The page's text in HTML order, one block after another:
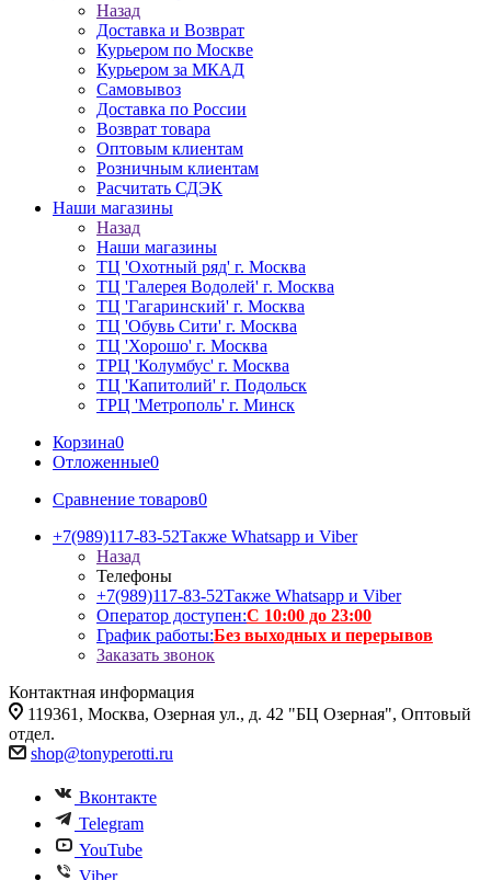
Назад
Доставка и Возврат
Курьером по Москве
Курьером за МКАД
Самовывоз
Доставка по России
Возврат товара
Оптовым клиентам
Розничным клиентам
Расчитать СДЭК
Наши магазины
Назад
Наши магазины
ТЦ 'Охотный ряд' г. Москва
ТЦ 'Галерея Водолей' г. Москва
ТЦ 'Гагаринский' г. Москва
ТЦ 'Обувь Сити' г. Москва
ТЦ 'Хорошо' г. Москва
ТРЦ 'Колумбус' г. Москва
ТЦ 'Капитолий' г. Подольск
ТРЦ 'Метрополь' г. Минск
Корзина0
Отложенные0
Сравнение товаров0
+7(989)117-83-52Также Whatsapp и Viber
Назад
Телефоны
+7(989)117-83-52Также Whatsapp и Viber
Оператор доступен:С 10:00 до 23:00
График работы:Без выходных и перерывов
Заказать звонок
Контактная информация
119361, Москва, Озерная ул., д. 42 "БЦ Озерная", Оптовый
отдел.
shop@tonyperotti.ru
Вконтакте
Telegram
YouTube